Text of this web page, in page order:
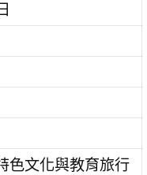
色文化與教育旅行